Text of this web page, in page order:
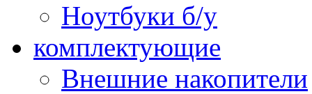
Ноутбуки б/у
комплектующие
Внешние накопители